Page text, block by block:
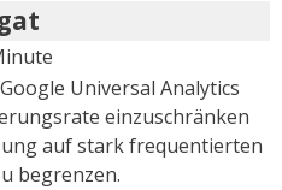
_gat
Universal Analytics
einzuschränken
auf stark frequentierten
begrenzen.